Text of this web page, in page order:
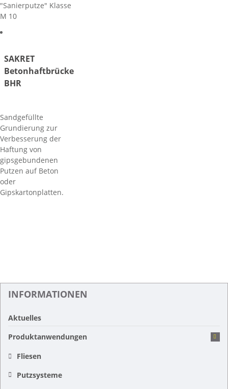
"Sanierputze" Klasse
M 10
SAKRET
Betonhaftbrücke
BHR
Sandgefüllte
Grundierung zur
Verbesserung der
Haftung von
gipsgebundenen
Putzen auf Beton
oder
Gipskartonplatten.
INFORMATIONEN
Aktuelles
Produktanwendungen
Fliesen
Putzsysteme